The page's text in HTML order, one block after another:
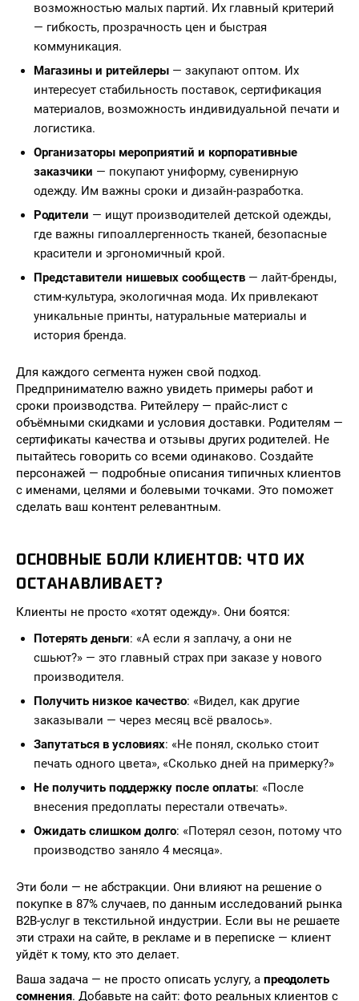
возможностью малых партий. Их главный критерий
— гибкость, прозрачность цен и быстрая
коммуникация.
Магазины и ритейлеры — закупают оптом. Их
интересует стабильность поставок, сертификация
материалов, возможность индивидуальной печати и
логистика.
Организаторы мероприятий и корпоративные
заказчики — покупают униформу, сувенирную
одежду. Им важны сроки и дизайн-разработка.
Родители — ищут производителей детской одежды,
где важны гипоаллергенность тканей, безопасные
красители и эргономичный крой.
Представители нишевых сообществ — лайт-бренды,
стим-культура, экологичная мода. Их привлекают
уникальные принты, натуральные материалы и
история бренда.
Для каждого сегмента нужен свой подход.
Предпринимателю важно увидеть примеры работ и
сроки производства. Ритейлеру — прайс-лист с
объёмными скидками и условия доставки. Родителям —
сертификаты качества и отзывы других родителей. Не
пытайтесь говорить со всеми одинаково. Создайте
персонажей — подробные описания типичных клиентов
с именами, целями и болевыми точками. Это поможет
сделать ваш контент релевантным.
ОСНОВНЫЕ БОЛИ КЛИЕНТОВ: ЧТО ИХ
ОСТАНАВЛИВАЕТ?
Клиенты не просто «хотят одежду». Они боятся:
Потерять деньги: «А если я заплачу, а они не
сшьют?» — это главный страх при заказе у нового
производителя.
Получить низкое качество: «Видел, как другие
заказывали — через месяц всё рвалось».
Запутаться в условиях: «Не понял, сколько стоит
печать одного цвета», «Сколько дней на примерку?»
Не получить поддержку после оплаты: «После
внесения предоплаты перестали отвечать».
Ожидать слишком долго: «Потерял сезон, потому что
производство заняло 4 месяца».
Эти боли — не абстракции. Они влияют на решение о
покупке в 87% случаев, по данным исследований рынка
B2B-услуг в текстильной индустрии. Если вы не решаете
эти страхи на сайте, в рекламе и в переписке — клиент
уйдёт к тому, кто это делает.
Ваша задача — не просто описать услугу, а преодолеть
сомнения. Добавьте на сайт: фото реальных клиентов с